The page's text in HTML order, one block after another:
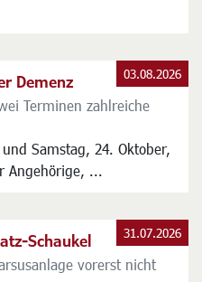
Demenz
Terminen zahlreiche
Samstag, 24. Oktober,
Angehörige, ...
03.08.2026
Schaukel
vorerst nicht
31.07.2026